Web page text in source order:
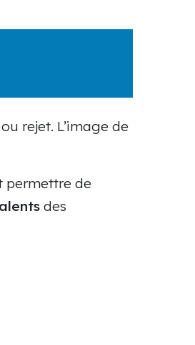
rejet. L’image de
permettre de
des